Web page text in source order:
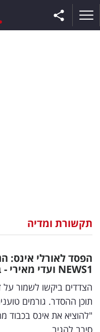
וצרכנות
דיגיטל
וטק
שיווק
ופרסום
תקשורת ומדיה
הפסד לאורלי אינס:
NEWS1 ועדי מאירי - בלי שתזכה לפיצויים
הצדדים ביקשו לשמור על
תוכן ההסדר. גורמים
"להוציא את אינס בכבוד
סירב להגיב